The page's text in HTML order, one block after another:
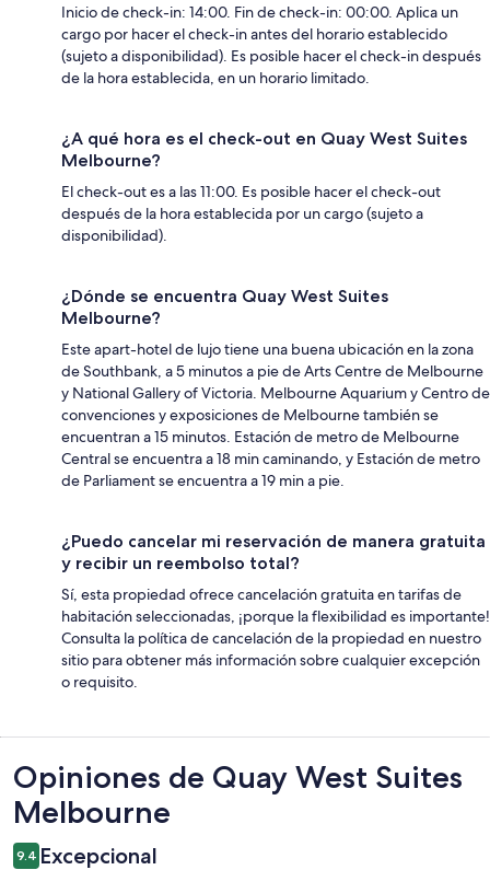
Inicio de check-in: 14:00. Fin de check-in: 00:00. Aplica un
cargo por hacer el check-in antes del horario establecido
(sujeto a disponibilidad). Es posible hacer el check-in después
de la hora establecida, en un horario limitado.
¿A qué hora es el check-out en Quay West Suites
Melbourne?
El check-out es a las 11:00. Es posible hacer el check-out
después de la hora establecida por un cargo (sujeto a
disponibilidad).
¿Dónde se encuentra Quay West Suites
Melbourne?
Este apart-hotel de lujo tiene una buena ubicación en la zona
de Southbank, a 5 minutos a pie de Arts Centre de Melbourne
y National Gallery of Victoria. Melbourne Aquarium y Centro de
convenciones y exposiciones de Melbourne también se
encuentran a 15 minutos. Estación de metro de Melbourne
Central se encuentra a 18 min caminando, y Estación de metro
de Parliament se encuentra a 19 min a pie.
¿Puedo cancelar mi reservación de manera gratuita
y recibir un reembolso total?
Sí, esta propiedad ofrece cancelación gratuita en tarifas de
habitación seleccionadas, ¡porque la flexibilidad es importante!
Consulta la política de cancelación de la propiedad en nuestro
sitio para obtener más información sobre cualquier excepción
o requisito.
Opiniones
Opiniones de Quay West Suites
Melbourne
9.4 Excepcional